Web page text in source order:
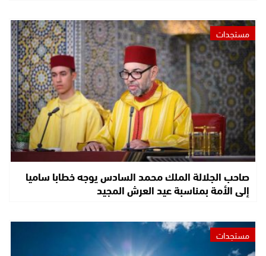
مستجدات
صاحب الجلالة الملك محمد السادس يوجه خطابا ساميا
إلى الأمة بمناسبة عيد العرش المجيد
مستجدات